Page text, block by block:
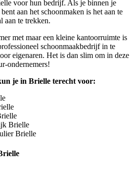
voor hun bedrijf. Als je binnen je
aan het schoonmaken is het aan te
aan te trekken.
met maar een kleine kantoorruimte is
schoonmaakbedrijf in te
eigenaren. Het is dan slim om in deze
ondernemers!
je in Brielle terecht voor:
Brielle
Brielle